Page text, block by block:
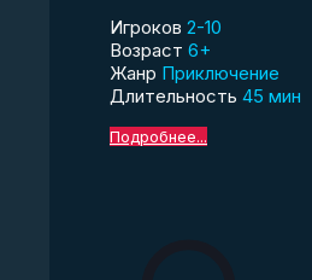
Игроков 2-10
Возраст 6+
Жанр Приключение
Длительность 45 мин
Подробнее...